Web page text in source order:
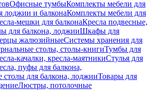
Офисные тумбыКомплекты мебели для
лоджии и балконаКомплекты мебели для
мешки для балконаКресла подвесные,
для балкона, лоджииШкафы для
жалюзийныеСистемы хранения для
столы, столы-книгиТумбы для
качалки, кресла-маятникиСтулья для
пуфы для балкона,
для балкона, лоджииТовары для
Люстры, потолочные